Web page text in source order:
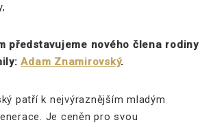
představujeme nového člena rodiny
Adam Znamirovský.
patří k nejvýraznějším mladým
Je ceněn pro svou